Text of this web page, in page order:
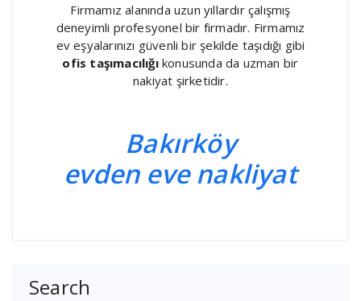
Firmamız alanında uzun yıllardır çalışmış
deneyimli profesyonel bir firmadır. Firmamız
ev eşyalarınızı güvenli bir şekilde taşıdığı gibi
ofis taşımacılığıkonusunda da uzman bir
nakiyat şirketidir.
Bakırköy
evden eve nakliyat
Search